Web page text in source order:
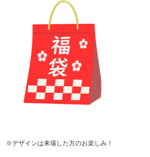
※デザインは来場した方のお楽しみ！